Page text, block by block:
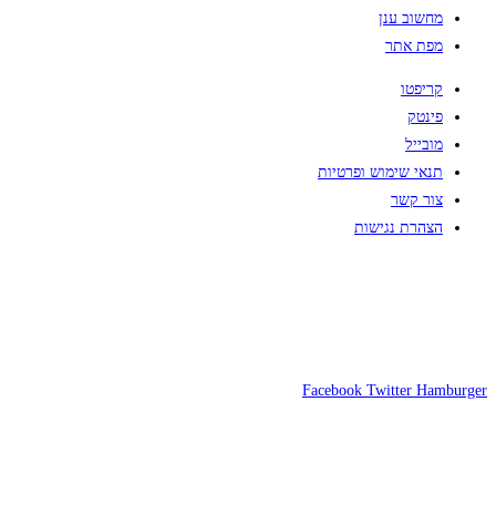
מחשוב ענן
מפת אתר
קריפטו
פינטק
מובייל
תנאי שימוש ופרטיות
צור קשר
הצהרת נגישות
Facebook Twitter Hamburger